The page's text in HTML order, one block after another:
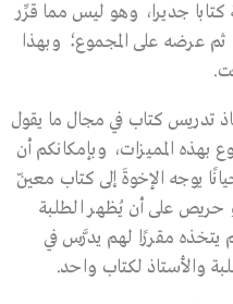
جديرا، وهو ليس مما قرِّر
ثم عرضه على المجموع؛ وبهذا
تدريس كتاب في مجال ما يقول
المميزات، وبإمكانكم أن
يوجه الإخوةَ إلى كتاب معيّن
حريص على أن يُظهر الطلبة
يتخذه مقررًا لهم يدرَّس في
والأستاذ لكتاب واحد.